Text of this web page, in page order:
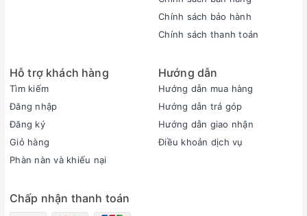
quý khách sẽ được hỗ trợ từ xa qua teamview.
Zalo. Facebook. Điện thoại…
Thời gian bảo hành được tính bắt đầu từ ngày mua
Trong 7 ngày đầu, nếu máy có lỗi phần cứng, quý
khách có thể mang qua đổi trả.
Trong 7 ngày đầu, nếu máy không đáp ứng được
yêu cầu của khách, quý khách có thể mang đổi
máy khác tương đương hoàn toàn miễn phí
Free ship trong nội thành Hà Nội
Chính sách bảo hành
Chính sách thanh toán
Hỗ trợ khách hàng
Tìm kiếm
Đăng nhập
Đăng ký
Giỏ hàng
Phàn nàn và khiếu nại
Hướng dẫn
Hướng dẫn mua hàng
Hướng dẫn trả góp
Hướng dẫn giao nhận
Điều khoản dịch vụ
Chấp nhận thanh toán